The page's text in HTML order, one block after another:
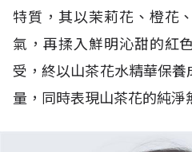
特質，其以茉莉花、橙花
氣，再揉入鮮明沁甜的紅
受，終以山茶花水精華保
量，同時表現山茶花的純淨